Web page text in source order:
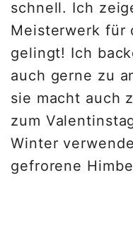
schnell. Ich
Meisterwerk für
gelingt! Ich
auch gerne zu
sie macht auch
zum
Winter
gefrorene